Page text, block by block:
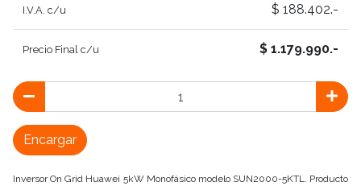
I.V.A. c/u $ 188.402.-
Precio Final c/u $ 1.179.990.-
Encargar
Inversor On Grid Huawei 5kW Monofásico modelo SUN2000-5KTL. Producto